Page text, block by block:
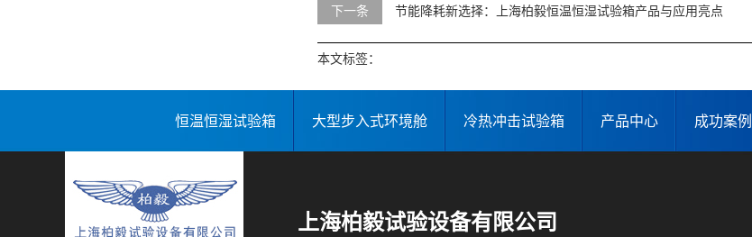
下一条
节能降耗新选择：上海柏毅恒温恒湿试验箱产品与应用亮点
本文标签：
恒温恒湿试验箱 大型步入式环境舱 冷热冲击试验箱 产品中心 成功案例
上海柏毅试验设备有限公司